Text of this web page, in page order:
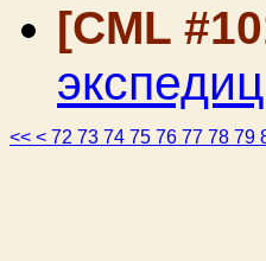
[CML
<< < 72 73 74 75 76 77 78 79